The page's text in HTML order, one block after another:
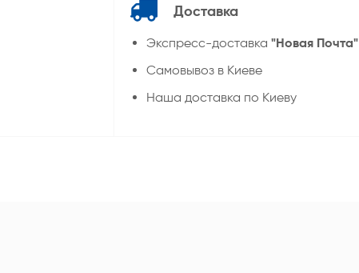
Доставка
Экспресс-доставка "Новая Почта"
Самовывоз в Киеве
Наша доставка по Киеву